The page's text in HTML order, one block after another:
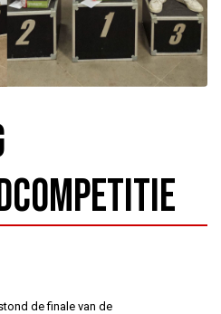
de finale van de